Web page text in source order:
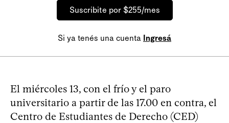
Suscribite por $255/mes
Si ya tenés una cuenta Ingresá
El miércoles 13, con el frío y el paro
universitario a partir de las 17.00 en contra, el
Centro de Estudiantes de Derecho (CED)